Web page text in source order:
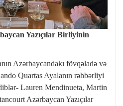
Yazıçılar Birliyinin
Azərbaycandakı fövqəladə və
Quartas Ayalanın rəhbərliyi
Lauren Mendinueta, Martin
Azərbaycan Yazıçılar